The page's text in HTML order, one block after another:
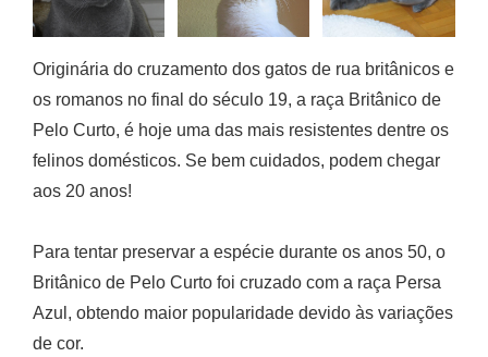
Originária do cruzamento dos gatos de rua britânicos e
os romanos no final do século 19, a raça Britânico de
Pelo Curto, é hoje uma das mais resistentes dentre os
felinos domésticos. Se bem cuidados, podem chegar
aos 20 anos!
Para tentar preservar a espécie durante os anos 50, o
Britânico de Pelo Curto foi cruzado com a raça Persa
Azul, obtendo maior popularidade devido às variações
de cor.